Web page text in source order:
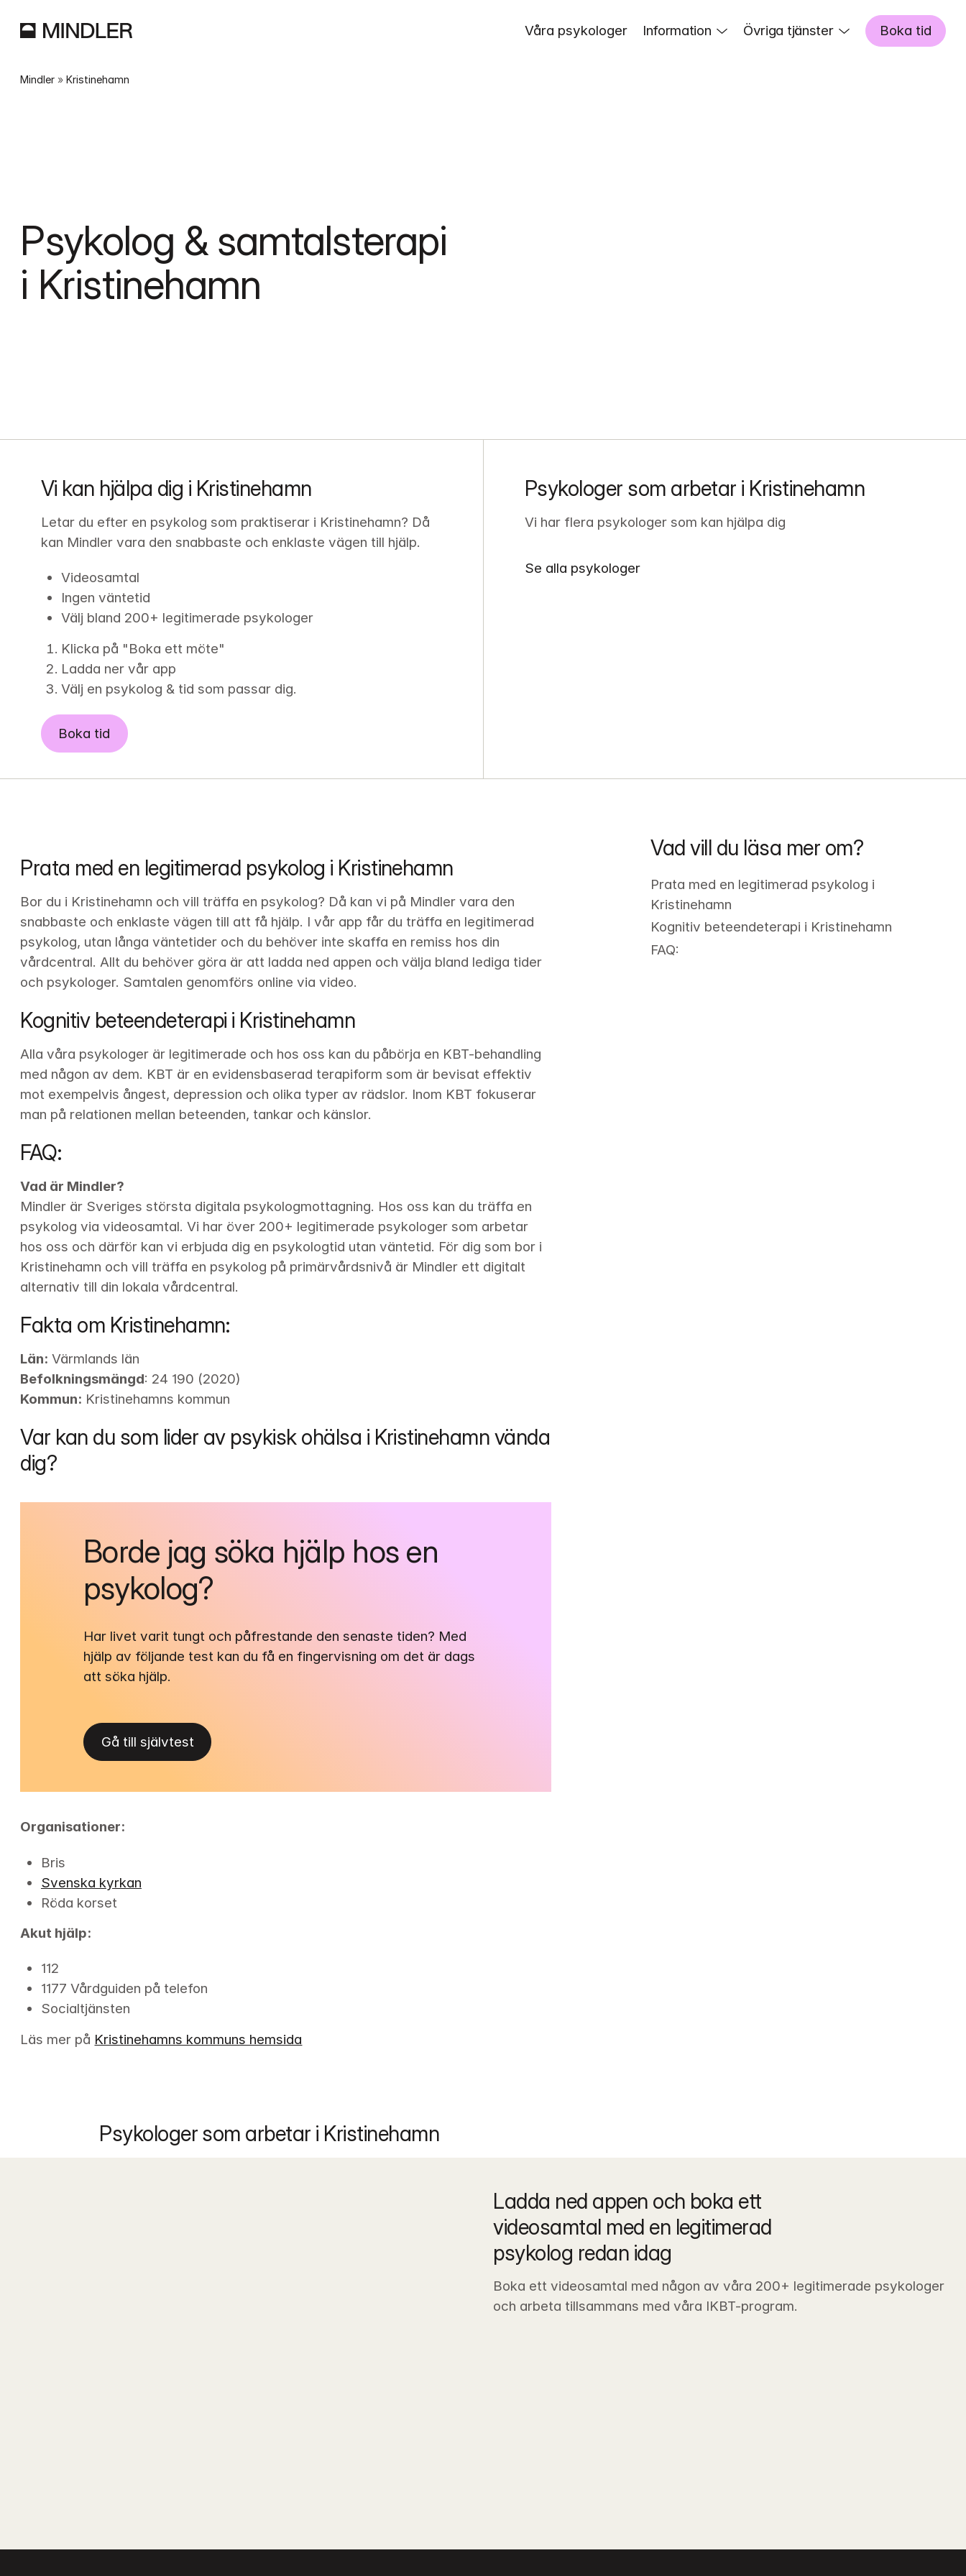
Våra psykologer Information Övriga tjänster Boka tid
Mindler » Kristinehamn
Psykolog & samtalsterapi
i Kristinehamn
Vi kan hjälpa dig i Kristinehamn
Letar du efter en psykolog som praktiserar i Kristinehamn? Då
kan Mindler vara den snabbaste och enklaste vägen till hjälp.
Videosamtal
Ingen väntetid
Välj bland 200+ legitimerade psykologer
Klicka på "Boka ett möte"
Ladda ner vår app
Välj en psykolog & tid som passar dig.
Boka tid
Psykologer som arbetar i Kristinehamn
Vi har flera psykologer som kan hjälpa dig
Se alla psykologer
Prata med en legitimerad psykolog i Kristinehamn
Bor du i Kristinehamn och vill träffa en psykolog? Då kan vi på Mindler vara den
snabbaste och enklaste vägen till att få hjälp. I vår app får du träffa en legitimerad
psykolog, utan långa väntetider och du behöver inte skaffa en remiss hos din
vårdcentral. Allt du behöver göra är att ladda ned appen och välja bland lediga tider
och psykologer. Samtalen genomförs online via video.
Kognitiv beteendeterapi i Kristinehamn
Alla våra psykologer är legitimerade och hos oss kan du påbörja en KBT-behandling
med någon av dem. KBT är en evidensbaserad terapiform som är bevisat effektiv
mot exempelvis ångest, depression och olika typer av rädslor. Inom KBT fokuserar
man på relationen mellan beteenden, tankar och känslor.
FAQ:
Vad är Mindler?
Mindler är Sveriges största digitala psykologmottagning. Hos oss kan du träffa en
psykolog via videosamtal. Vi har över 200+ legitimerade psykologer som arbetar
hos oss och därför kan vi erbjuda dig en psykologtid utan väntetid. För dig som bor i
Kristinehamn och vill träffa en psykolog på primärvårdsnivå är Mindler ett digitalt
alternativ till din lokala vårdcentral.
Fakta om Kristinehamn:
Län:
Befolkningsmängd
Kommun: Kristinehamns kommun
Var kan du som lider av psykisk ohälsa i Kristinehamn vända
dig?
Borde jag söka hjälp hos en
psykolog?
Har livet varit tungt och påfrestande den senaste tiden? Med
hjälp av följande test kan du få en fingervisning om det är dags
att söka hjälp.
Gå till självtest
Organisationer:
Bris
Svenska kyrkan
Röda korset
Akut hjälp:
112
1177 Vårdguiden på telefon
Socialtjänsten
Läs mer på Kristinehamns kommuns hemsida
Vad vill du läsa mer om?
Prata med en legitimerad psykolog i
Kristinehamn
Kognitiv beteendeterapi i Kristinehamn
FAQ:
Psykologer som arbetar i Kristinehamn
Ladda ned appen och boka ett
videosamtal med en legitimerad
psykolog redan idag
Boka ett videosamtal med någon av våra 200+ legitimerade psykologer
och arbeta tillsammans med våra IKBT-program.